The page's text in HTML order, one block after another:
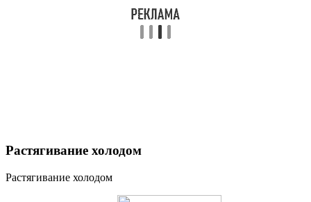
Растягивание холодом
Растягивание холодом